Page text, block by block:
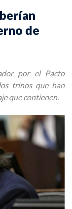
de
por el Pacto
trinos que han
que contienen.